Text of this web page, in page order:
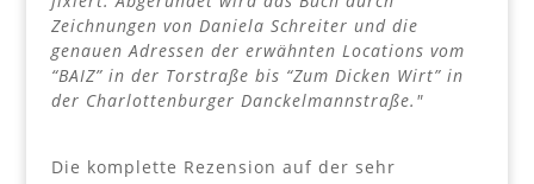
Zeichnungen von Daniela Schreiter und die
genauen Adressen der erwähnten Locations vom
“BAIZ” in der Torstraße bis “Zum Dicken Wirt” in
der Charlottenburger Danckelmannstraße."
Die komplette Rezension auf der sehr